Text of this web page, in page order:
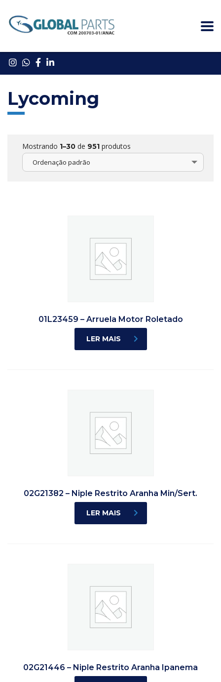
Lycoming
Mostrando 1–30 de 951 produtos
Ordenação padrão
01L23459 – Arruela Motor Roletado
LER MAIS
02G21382 – Niple Restrito Aranha Min/Sert.
LER MAIS
02G21446 – Niple Restrito Aranha Ipanema